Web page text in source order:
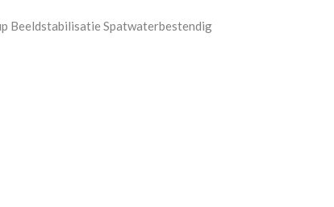
Beeldstabilisatie Spatwaterbestendig